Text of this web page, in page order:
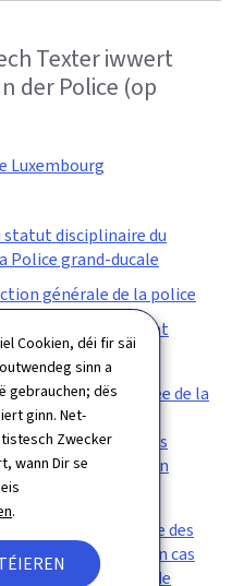
Cookien, déi fir säi
sinn a
gebrauchen; dës
ginn. Net-
Zwecker
wann Dir se
.
Texter iwwert
der Police (op
Luxembourg
statut disciplinaire du
Police grand-ducale
générale de la police
2021 portant
spéciale, de la durée de la
l'appéciation des
spéciale des
civil de l'Inspection
promotion ainsi que des
de départage en cas
du cadre civil de